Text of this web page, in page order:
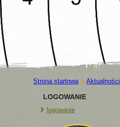
Strona startowa Aktualności
LOGOWANIE
logowanie